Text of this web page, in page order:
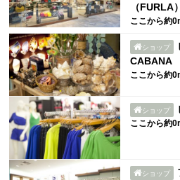
（FURLA
ここから約
ショップ
CABANA
ここから約
ショップ
ここから約
ショップ